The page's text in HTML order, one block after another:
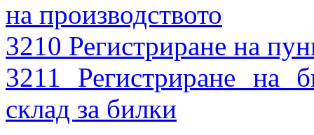
на производството
3210 Регистриране на
3211 Регистриране на
склад за билки